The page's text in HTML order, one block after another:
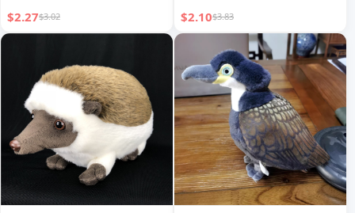
짜는 장난감
$2.27$3.02 $2.10$3.83